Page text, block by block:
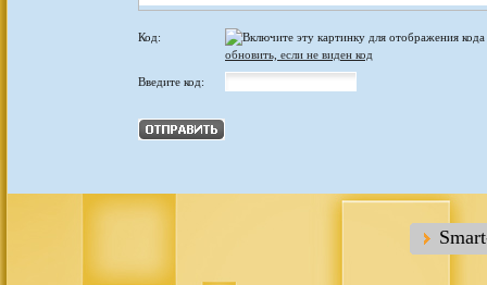
Код:
обновить, если не виден код
Введите код: